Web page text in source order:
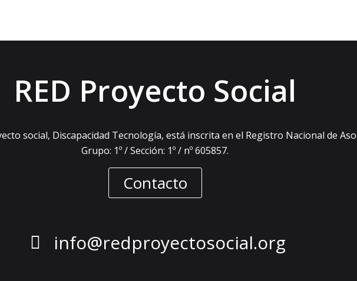
RED Proyecto Social
social, Discapacidad Tecnología, está inscrita en el Registro Nacional de
Grupo: 1º / Sección: 1º / nº 605857.
Contacto
info@redproyectosocial.org